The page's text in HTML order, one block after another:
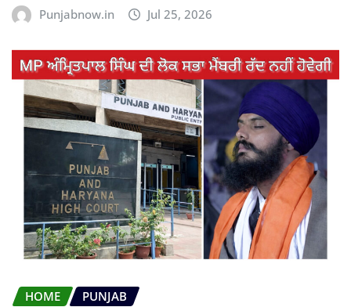
Punjabnow.in Jul 25, 2026
HOME PUNJAB